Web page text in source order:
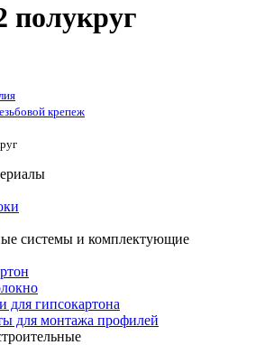
полукруг
крепеж
системы и комплектующие
для гипсокартона
для монтажа профилей